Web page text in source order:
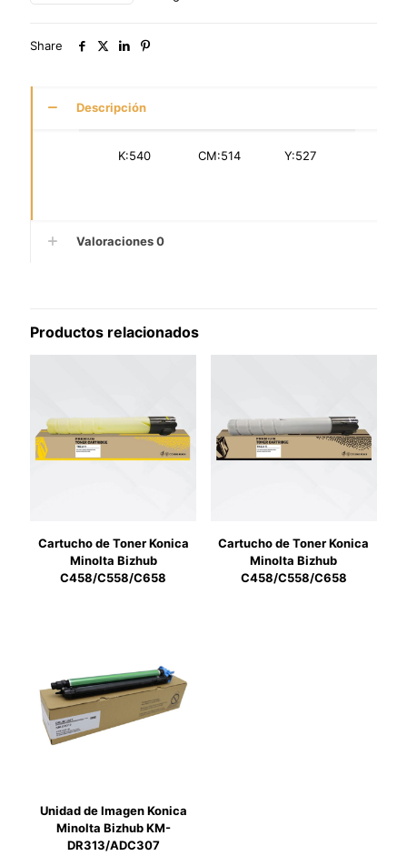
Share
Descripción
K:540 CM:514 Y:527
Valoraciones0
Productos relacionados
Cartucho de Toner Konica
Minolta Bizhub
C458/C558/C658
Cartucho de Toner Konica
Minolta Bizhub
C458/C558/C658
Unidad de Imagen Konica
Minolta Bizhub KM-
DR313/ADC307